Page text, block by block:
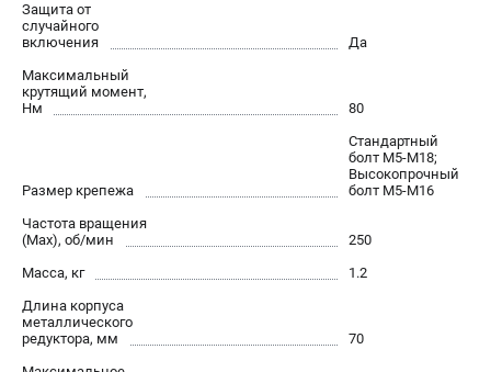
ЭЛЕКТРОИНСТРУМЕНТ
Гайковерты
Лобзики
Префораторы
Пылесосы аккумуляторные
Реноваторы
Фонари
Шлифмашины орбитальные
Шлифмашины угловые
Шуруповерты
Защита от
случайного
включения
Да
Максимальный
крутящий момент,
Нм
80
Размер крепежа
Стандартный
болт М5-М18;
Высокопрочный
болт М5-М16
Частота вращения
(Max), об/мин
250
Масса, кг
1.2
Длина корпуса
металлического
редуктора, мм
70